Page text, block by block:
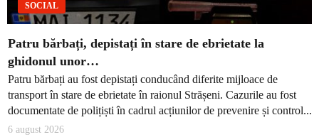
SOCIAL
Patru bărbați, depistați în stare de ebrietate la
ghidonul unor…
Patru bărbați au fost depistați conducând diferite mijloace de
transport în stare de ebrietate în raionul Strășeni. Cazurile au fost
documentate de polițiști în cadrul acțiunilor de prevenire și control...
6 august 2026